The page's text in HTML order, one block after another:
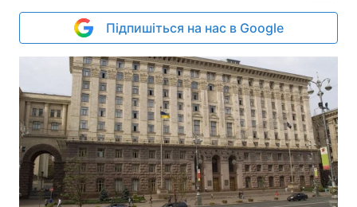
Підпишіться на нас в Google